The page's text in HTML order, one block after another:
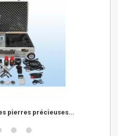
pierres précieuses...